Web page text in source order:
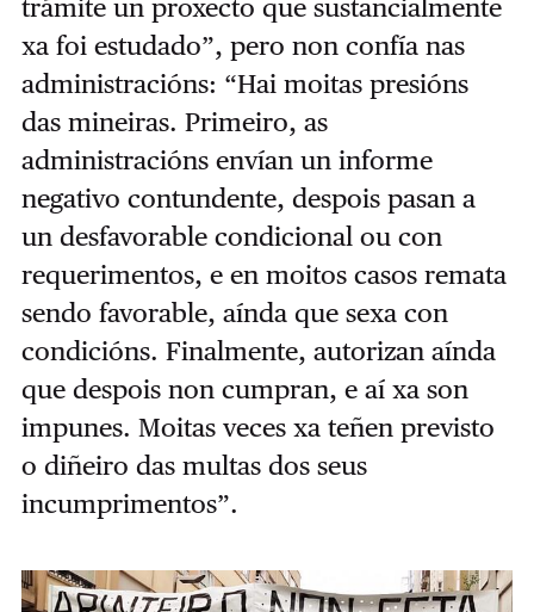
trámite un proxecto que sustancialmente
xa foi estudado”, pero non confía nas
administracións: “Hai moitas presións
das mineiras. Primeiro, as
administracións envían un informe
negativo contundente, despois pasan a
un desfavorable condicional ou con
requerimentos, e en moitos casos remata
sendo favorable, aínda que sexa con
condicións. Finalmente, autorizan aínda
que despois non cumpran, e aí xa son
impunes. Moitas veces xa teñen previsto
o diñeiro das multas dos seus
incumprimentos”.